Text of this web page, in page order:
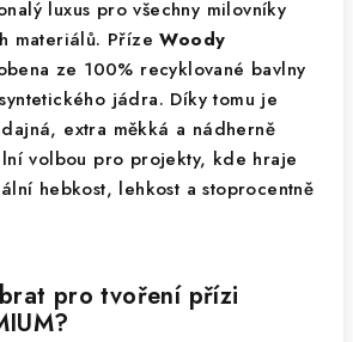
luxus pro všechny milovníky
materiálů. PřízeWoody
ze 100% recyklované bavlny
jádra. Díky tomu je
extra měkká a nádherně
volbou pro projekty, kde hraje
hebkost, lehkost a stoprocentně
pro tvoření přízi